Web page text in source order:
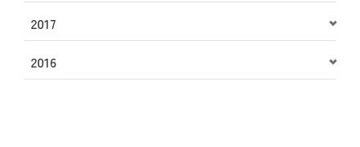
2017
2016